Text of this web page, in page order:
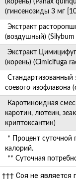
(гинсенозиды 3 мг
Экстракт
(воздушный) (Silybum
Экстракт
(корень) (Cimicifuga
Стандартизованный
соевого изофлавона
Каротиноидная
каротин, лютеин,
криптоксантин)
* Процент суточной
калорий.
** Суточная
††† Соя не является